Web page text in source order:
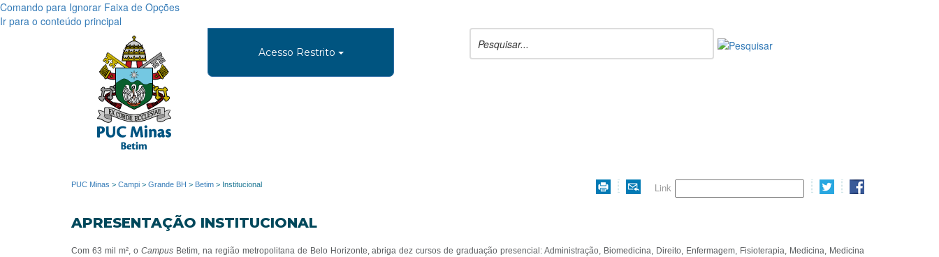
Comando para Ignorar Faixa de Opções
Ir para o conteúdo principal
Acesso Restrito
PUC Minas > Campi > Grande BH > Betim > Institucional Imprimir
Link
APRESENTAÇÃO INSTITUCIONAL
Com 63 mil m², o CampusBetim, na região metropolitana de Belo Horizonte, abriga dez cursos de graduação presencial: Administração, Biomedicina, Direito, Enfermagem, Fisioterapia, Medicina, Medicina